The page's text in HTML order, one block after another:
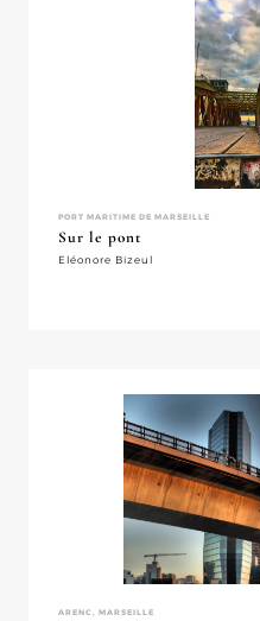
PORT MARITIME DE MARSEILLE
Sur le pont
Eléonore Bizeul
ARENC, MARSEILLE